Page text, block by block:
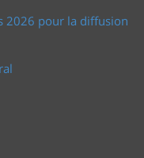
2026 pour la diffusion